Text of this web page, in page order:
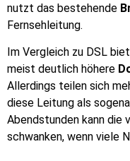
nutzt das bestehende
Fernsehleitung.
Im Vergleich zu DSL
meist deutlich höhere
Allerdings teilen sich
diese Leitung als
Abendstunden kann die
schwanken, wenn viele